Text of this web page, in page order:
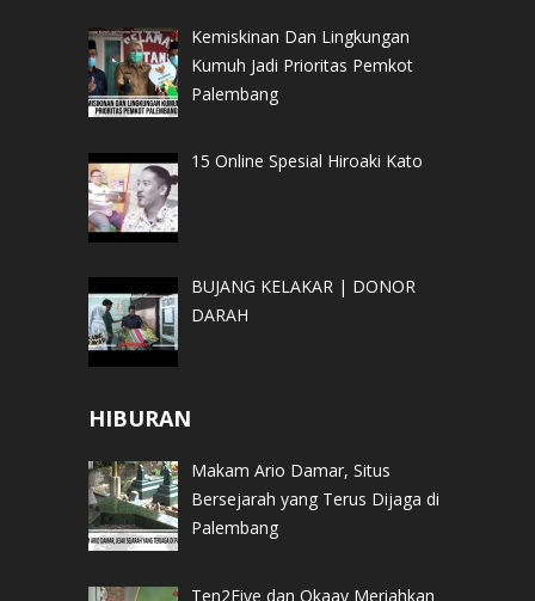
Kemiskinan Dan Lingkungan
Kumuh Jadi Prioritas Pemkot
Palembang
15 Online Spesial Hiroaki Kato
BUJANG KELAKAR | DONOR
DARAH
HIBURAN
Makam Ario Damar, Situs
Bersejarah yang Terus Dijaga di
Palembang
Ten2Five dan Okaay Meriahkan